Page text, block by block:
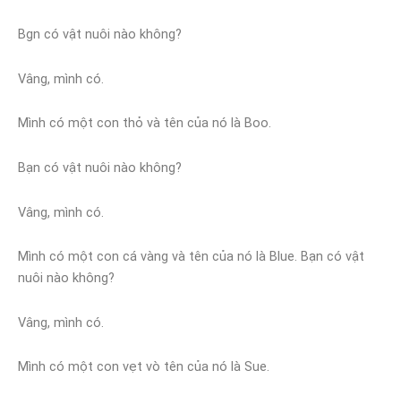
Bgn có vật nuôi nào không?
Vâng, mình có.
Mình có một con thỏ và tên của nó là Boo.
Bạn có vật nuôi nào không?
Vâng, mình có.
Mình có một con cá vàng và tên của nó là Blue. Bạn có vật
nuôi nào không?
Vâng, mình có.
Mình có một con vẹt vò tên của nó là Sue.